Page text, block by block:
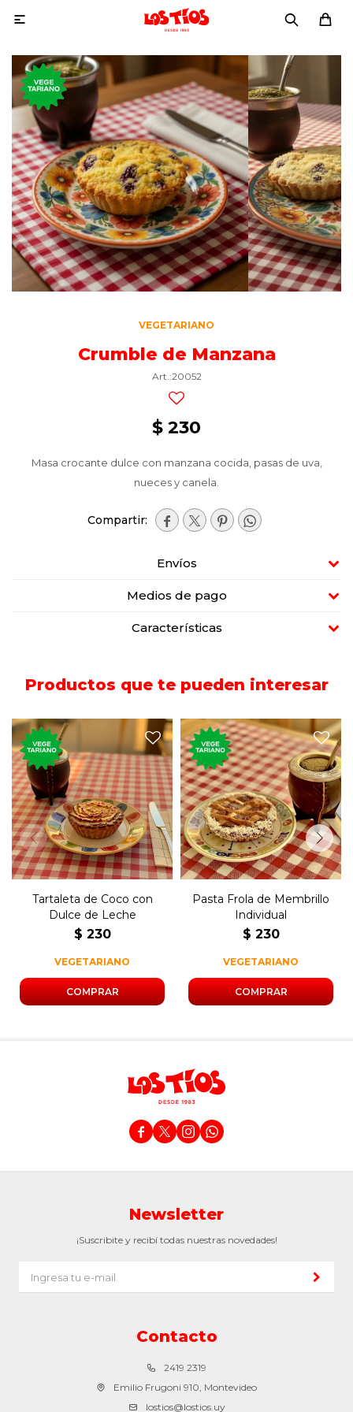

VEGETARIANO
Crumble de Manzana
20052
$ 230
Masa crocante dulce con manzana cocida, pasas de uva,
nueces y canela.
   
Envíos
Medios de pago
Características
Productos que te pueden interesar
Tartaleta individual de coco
rellena de dulce de leche.
Tartaleta de Coco con
Dulce de Leche
$ 230
VEGETARIANO
La clásica tarta rellena con
dulce de membrillo.
Pasta Frola de Membrillo
Individual
$ 230
VEGETARIANO
   
Contacto
2419 2319
Emilio Frugoni 910, Montevideo
lostios@lostios.uy
Newsletter
¡Suscribite y recibí todas nuestras novedades!